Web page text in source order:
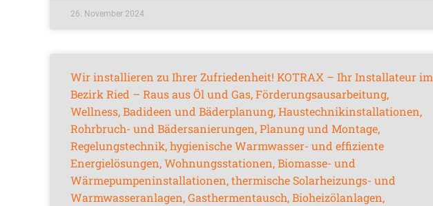
26. November 2024
Wir installieren zu Ihrer Zufriedenheit! KOTRAX – Ihr Installateur im
Bezirk Ried – Raus aus Öl und Gas, Förderungsausarbeitung,
Wellness, Badideen und Bäderplanung, Haustechnikinstallationen,
Rohrbruch- und Bädersanierungen, Planung und Montage,
Regelungstechnik, hygienische Warmwasser- und effiziente
Energielösungen, Wohnungsstationen, Biomasse- und
Wärmepumpeninstallationen, thermische Solarheizungs- und
Warmwasseranlagen, Gasthermentausch, Bioheizölanlagen,